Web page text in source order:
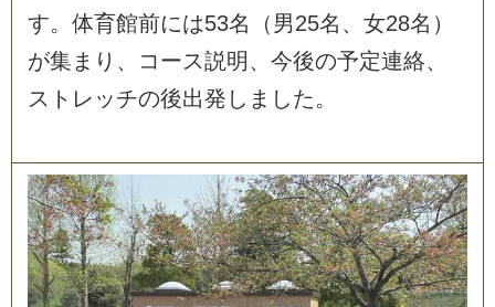
す。 体育館前には53名 （ 男25名 、 女28名 ）
が集 ま り 、 コ ース説明 、 今後の予定連絡、
ス ト レ ッチの後出発 し ま した。